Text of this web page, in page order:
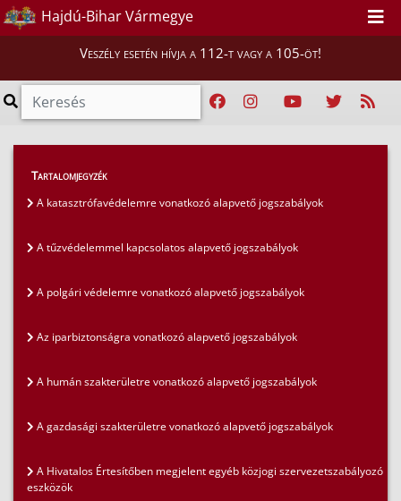
Hajdú-Bihar Vármegye
Veszély esetén hívja a 112-t vagy a 105-öt!
Szakmai tájékoztatók
A gazdasági szakterületre vonatkozó alapvető
Tartalomjegyzék
A katasztrófavédelemre vonatkozó alapvető jogszabályok
A tűzvédelemmel kapcsolatos alapvető jogszabályok
A polgári védelemre vonatkozó alapvető jogszabályok
Az iparbiztonságra vonatkozó alapvető jogszabályok
A humán szakterületre vonatkozó alapvető jogszabályok
A gazdasági szakterületre vonatkozó alapvető jogszabályok
A Hivatalos Értesítőben megjelent egyéb közjogi szervezetszabályozó
eszközök